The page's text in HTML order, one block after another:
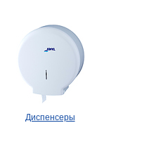
Диспенсеры